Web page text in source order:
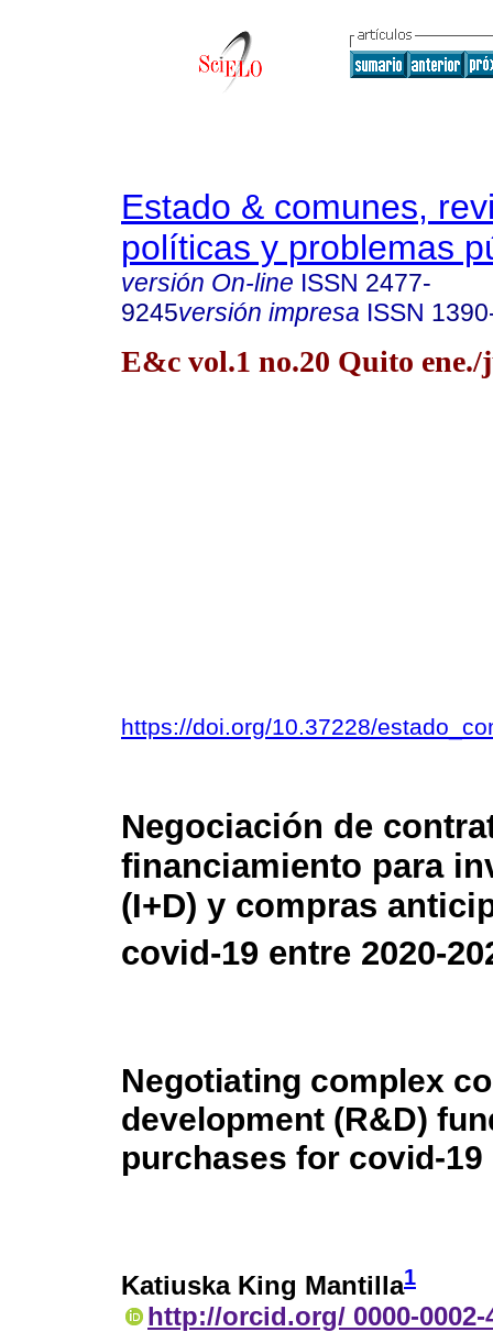
Estado & comunes,
políticas y problemas
versión On-line ISSN 2477-
9245versión impresa ISSN
E&c vol.1 no.20 Quito ene./
https://doi.org/10.37228/
Negociación de
financiamiento para
(I+D) y compras
covid-19 entre 2020-
Negotiating complex
development (R&D)
purchases for covid-19
Katiuska King Mantilla1
http://orcid.org/ 0000-0002-